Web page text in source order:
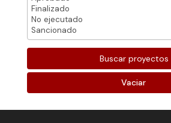
Vaciar